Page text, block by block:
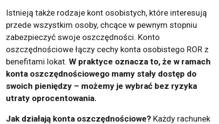
Istnieją także rodzaje kont osobistych, które interesują
przede wszystkim osoby, chcące w pewnym stopniu
zabezpieczyć swoje oszczędności. Konto
oszczędnościowe łączy cechy konta osobistego ROR z
benefitami lokat. W praktyce oznacza to, że w ramach
konta oszczędnościowego mamy stały dostęp do
swoich pieniędzy – możemy je wybrać bez ryzyka
utraty oprocentowania.
Jak działają konta oszczędnościowe? Każdy rachunek